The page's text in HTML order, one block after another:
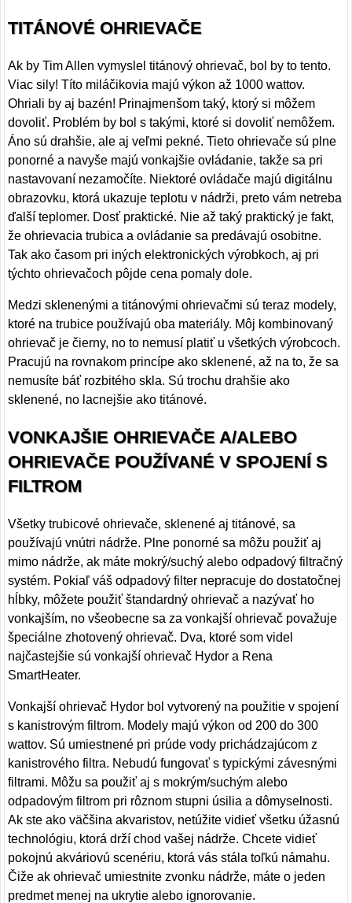
TITÁNOVÉ OHRIEVAČE
Ak by Tim Allen vymyslel titánový ohrievač, bol by to tento.
Viac sily! Títo miláčikovia majú výkon až 1000 wattov.
Ohriali by aj bazén! Prinajmenšom taký, ktorý si môžem
dovoliť. Problém by bol s takými, ktoré si dovoliť nemôžem.
Áno sú drahšie, ale aj veľmi pekné. Tieto ohrievače sú plne
ponorné a navyše majú vonkajšie ovládanie, takže sa pri
nastavovaní nezamočíte. Niektoré ovládače majú digitálnu
obrazovku, ktorá ukazuje teplotu v nádrži, preto vám netreba
ďalší teplomer. Dosť praktické. Nie až taký praktický je fakt,
že ohrievacia trubica a ovládanie sa predávajú osobitne.
Tak ako časom pri iných elektronických výrobkoch, aj pri
týchto ohrievačoch pôjde cena pomaly dole.
Medzi sklenenými a titánovými ohrievačmi sú teraz modely,
ktoré na trubice používajú oba materiály. Môj kombinovaný
ohrievač je čierny, no to nemusí platiť u všetkých výrobcoch.
Pracujú na rovnakom princípe ako sklenené, až na to, že sa
nemusíte báť rozbitého skla. Sú trochu drahšie ako
sklenené, no lacnejšie ako titánové.
VONKAJŠIE OHRIEVAČE A/ALEBO
OHRIEVAČE POUŽÍVANÉ V SPOJENÍ S
FILTROM
Všetky trubicové ohrievače, sklenené aj titánové, sa
používajú vnútri nádrže. Plne ponorné sa môžu použiť aj
mimo nádrže, ak máte mokrý/suchý alebo odpadový filtračný
systém. Pokiaľ váš odpadový filter nepracuje do dostatočnej
hĺbky, môžete použiť štandardný ohrievač a nazývať ho
vonkajším, no všeobecne sa za vonkajší ohrievač považuje
špeciálne zhotovený ohrievač. Dva, ktoré som videl
najčastejšie sú vonkajší ohrievač Hydor a Rena
SmartHeater.
Vonkajší ohrievač Hydor bol vytvorený na použitie v spojení
s kanistrovým filtrom. Modely majú výkon od 200 do 300
wattov. Sú umiestnené pri prúde vody prichádzajúcom z
kanistrového filtra. Nebudú fungovať s typickými závesnými
filtrami. Môžu sa použiť aj s mokrým/suchým alebo
odpadovým filtrom pri rôznom stupni úsilia a dômyselnosti.
Ak ste ako väčšina akvaristov, netúžite vidieť všetku úžasnú
technológiu, ktorá drží chod vašej nádrže. Chcete vidieť
pokojnú akváriovú scenériu, ktorá vás stála toľkú námahu.
Čiže ak ohrievač umiestnite zvonku nádrže, máte o jeden
predmet menej na ukrytie alebo ignorovanie.